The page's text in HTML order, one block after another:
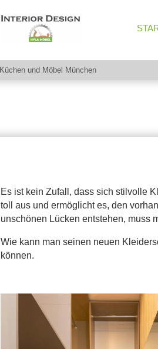
Küchen und Möbel München
Es ist kein Zufall, dass sich stilvolle
toll aus und ermöglicht es, den
unschönen Lücken entstehen, muss
Wie kann man seinen neuen
können.